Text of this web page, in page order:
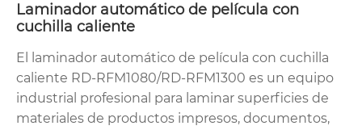
Laminador automático de película con
cuchilla caliente
El laminador automático de película con cuchilla
caliente RD-RFM1080/RD-RFM1300 es un equipo
industrial profesional para laminar superficies de
materiales de productos impresos, documentos,